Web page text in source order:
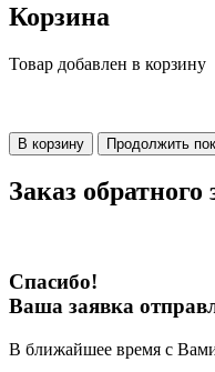
Корзина
Товар добавлен в корзину
В корзину Продолжить
Заказ обратного
Спасибо!
Ваша заявка
В ближайшее время с